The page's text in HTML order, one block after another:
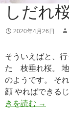
しだれ
2020年4月26日
そういえばと、
た 枝垂れ桜。 地
のようです。 そ
顔 やればできる
きを読む し
→